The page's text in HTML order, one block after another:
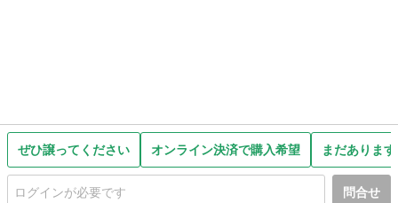
ぜひ譲ってください オンライン決済で購入希望 まだありま
問合せ